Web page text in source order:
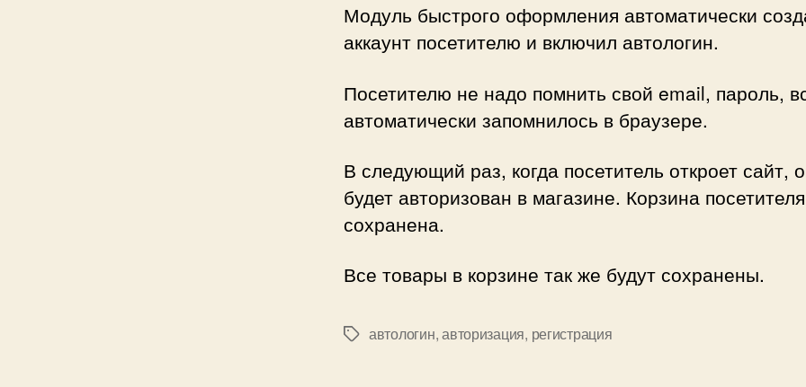
Модуль быстрого оформления автоматически
аккаунт посетителю и включил автологин.
Посетителю не надо помнить свой email, пароль,
автоматически запомнилось в браузере.
В следующий раз, когда посетитель откроет сайт,
будет авторизован в магазине. Корзина
сохранена.
Все товары в корзине так же будут сохранены.
Меткиавтологин,авторизация, регистрация